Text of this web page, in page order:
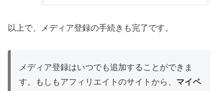
以上で、メディア登録の手続きも完了です。
メディア登録はいつでも追加することができま
す。もしもアフィリエイトのサイトから、 マイペ